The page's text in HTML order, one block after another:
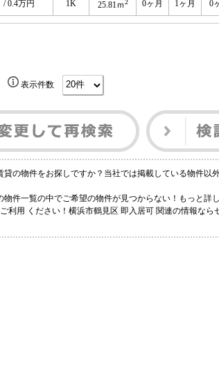
/ 0.4万円 1K 25.81ｍ2 0ヶ月 1ヶ月 0
表示件数
貸の物件をお探しですか？当社では掲載している物件以
物件一覧の中でご希望の物件が見つからない！もっと詳
利用 ください！横浜市鶴見区 即入居可 関連の情報なら